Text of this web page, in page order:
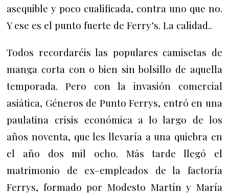
asequible y poco cualificada, contra uno que no.
Y ese es el punto fuerte de Ferry’s. La calidad..
Todos recordaréis las populares camisetas de
manga corta con o bien sin bolsillo de aquella
temporada.Pero con la invasión comercial
asiática, Géneros de Punto Ferrys, entró en una
paulatina crisis económica a lo largo de los
años noventa, que les llevaría a una quiebra en
el año dos mil ocho. Más tarde llegó el
matrimonio de ex–empleados de la factoría
Ferrys, formado por Modesto Martín y María